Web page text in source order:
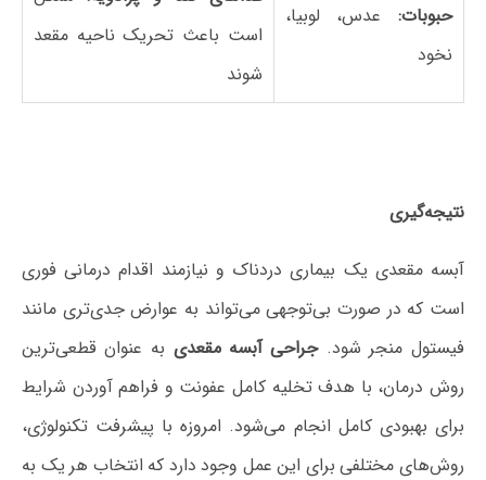
حبوبات: عدس، لوبیا،
نخود
است باعث تحریک ناحیه مقعد
شوند
نتیجه‌گیری
آبسه مقعدی یک بیماری دردناک و نیازمند اقدام درمانی فوری
است که در صورت بی‌توجهی می‌تواند به عوارض جدی‌تری مانند
فیستول منجر شود.جراحی آبسه مقعدی به عنوان قطعی‌ترین
روش درمان، با هدف تخلیه کامل عفونت و فراهم آوردن شرایط
برای بهبودی کامل انجام می‌شود. امروزه با پیشرفت تکنولوژی،
روش‌های مختلفی برای این عمل وجود دارد که انتخاب هر یک به